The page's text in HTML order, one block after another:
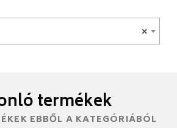
×
termékek
EBBŐL A KATEGÓRIÁBÓL